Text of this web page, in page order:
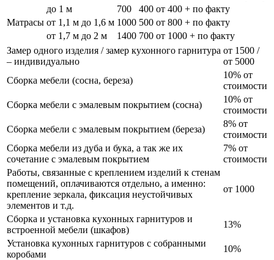
Матрасы
до 1 м 700 400 от 400 + по факту
от 1,1 м до 1,6 м 1000 500 от 800 + по факту
от 1,7 м до 2 м
1400 700 от 1000 + по факту
Замер одного изделия / замер кухонного гарнитура
– индивидуально
от 1500 /
от 5000
Сборка мебели (сосна, береза)
10% от
стоимости
Сборка мебели с эмалевым покрытием (сосна)
10% от
стоимости
Сборка мебели с эмалевым покрытием (береза)
8% от
стоимости
Сборка мебели из дуба и бука, а так же их
сочетание с эмалевым покрытием
7% от
стоимости
Работы, связанные с креплением изделий к стенам
помещений, оплачиваются отдельно, а именно:
крепление зеркала, фиксация неустойчивых
элементов и т.д.
от 1000
Сборка и установка кухонных гарнитуров и
встроенной мебели (шкафов)
13%
Установка кухонных гарнитуров с собранными
коробами
10%